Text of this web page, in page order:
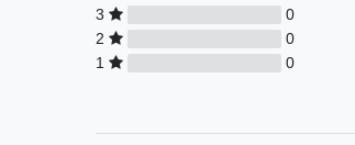
3
0
2
0
1
0